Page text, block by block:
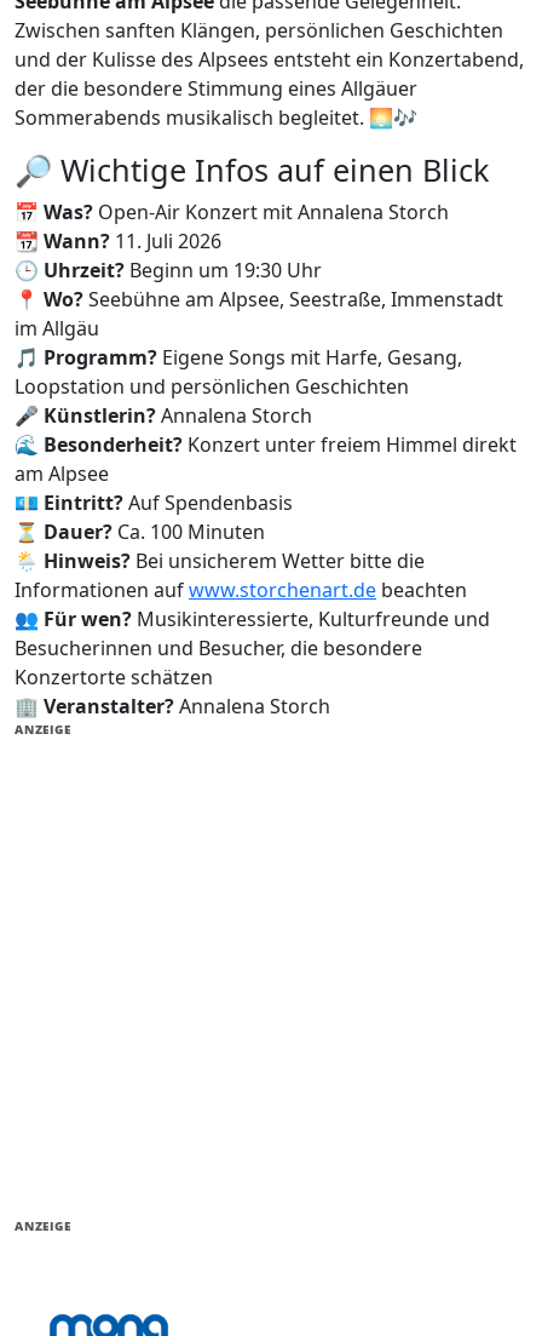
Zwischen sanften Klängen, persönlichen Geschichten
und der Kulisse des Alpsees entsteht ein Konzertabend,
der die besondere Stimmung eines Allgäuer
Sommerabends musikalisch begleitet. 🌅🎶
🔎 Wichtige Infos auf einen Blick
📅 Was? Open-Air Konzert mit Annalena Storch
📆 Wann? 11. Juli 2026
🕒 Uhrzeit? Beginn um 19:30 Uhr
📍 Wo?Seebühne am Alpsee, Seestraße, Immenstadt
im Allgäu
🎵 Programm? Eigene Songs mit Harfe, Gesang,
Loopstation und persönlichen Geschichten
🎤 Künstlerin?Annalena Storch
🌊 Besonderheit? Konzert unter freiem Himmel direkt
am Alpsee
💶 Eintritt?Auf Spendenbasis
⏳ Dauer? Ca. 100 Minuten
🌦️ Hinweis? Bei unsicherem Wetter bitte die
Informationen aufwww.storchenart.de beachten
👥 Für wen? Musikinteressierte, Kulturfreunde und
Besucherinnen und Besucher, die besondere
Konzertorte schätzen
🏢 Veranstalter?Annalena Storch
ANZEIGE
ANZEIGE